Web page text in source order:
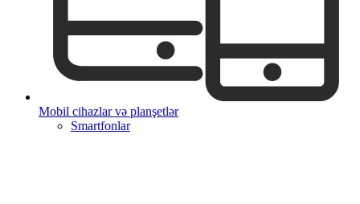
Mobil cihazlar və planşetlər
Smartfonlar